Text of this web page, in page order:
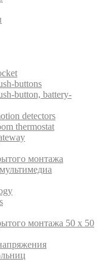
buttons
button, battery-
detectors
thermostat
монтажа
монтажа 50 x 50